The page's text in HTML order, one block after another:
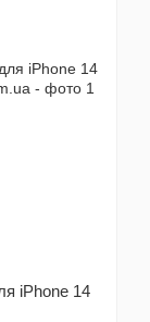
iPhone 14